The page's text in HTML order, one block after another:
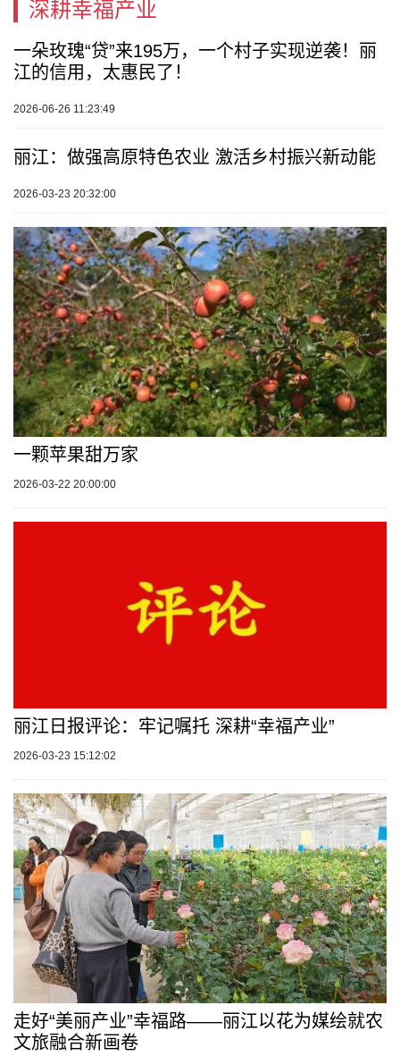
深耕幸福产业
一朵玫瑰“贷”来195万，一个村子实现逆袭！丽
江的信用，太惠民了！
2026-06-26 11:23:49
丽江：做强高原特色农业 激活乡村振兴新动能
2026-03-23 20:32:00
一颗苹果甜万家
2026-03-22 20:00:00
丽江日报评论：牢记嘱托 深耕“幸福产业”
2026-03-23 15:12:02
走好“美丽产业”幸福路——丽江以花为媒绘就农
文旅融合新画卷